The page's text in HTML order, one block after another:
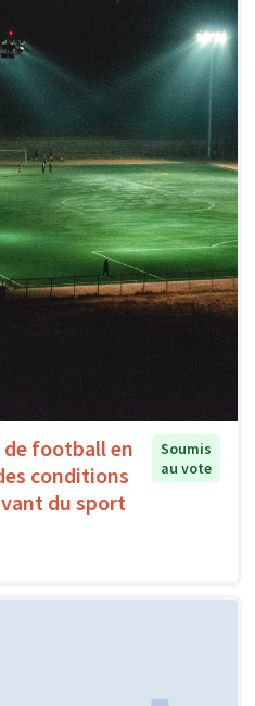
de football en
conditions
du sport
Soumis
au vote